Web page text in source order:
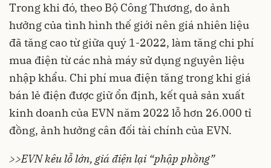
Trong khi đó, theo Bộ Công Thương, do ảnh
hưởng của tình hình thế giới nên giá nhiên liệu
đã tăng cao từ giữa quý 1-2022, làm tăng chi phí
mua điện từ các nhà máy sử dụng nguyên liệu
nhập khẩu. Chi phí mua điện tăng trong khi giá
bán lẻ điện được giữ ổn định, kết quả sản xuất
kinh doanh của EVN năm 2022 lỗ hơn 26.000 tỉ
đồng, ảnh hưởng cân đối tài chính của EVN.
>>EVN kêu lỗ lớn, giá điện lại “phập phồng”